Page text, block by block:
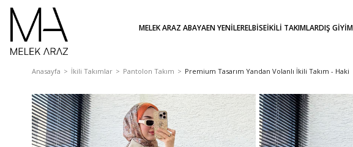
MELEK ARAZ ABAYAEN YENİLERELBİSEİKİLİ TAKIMLARDIŞ GİYİM
Anasayfa İkili Takımlar Pantolon Takım Premium Tasarım Yandan Volanlı İkili Takım - Haki